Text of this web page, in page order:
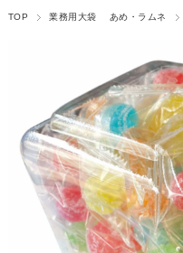
TOP 業務用大袋 あめ・ラムネ